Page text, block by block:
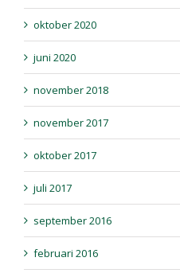
oktober 2020
juni 2020
november 2018
november 2017
oktober 2017
juli 2017
september 2016
februari 2016